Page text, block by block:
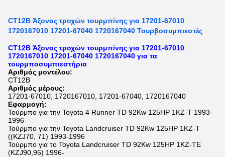
CT12B Άξονας τροχών τουρμπίνης για 17201-67010
1720167010 17201-67040 1720167040 Τουρβοσυμπιεστές
CT12B Άξονας τροχών τουρμπίνης για 17201-67010
1720167010 17201-67040 1720167040 για τα
τουρμποσυμπιεστήρια
Αριθμός μοντέλου:
CT12B
Αριθμός μέρους:
17201-67010, 1720167010, 17201-67040, 1720167040
Εφαρμογή:
Τούρμπο για την Toyota 4 Runner TD 92Kw 125HP 1KZ-T 1993-
1996
Τούρμπο για την Toyota Landcruiser TD 92Kw 125HP 1KZ-T
((KZJ70, 71) 1993-1996
Τούρμπο για το Toyota Landcruiser TD 92Kw 125HP 1KZ-TE
(KZJ90,95) 1996-